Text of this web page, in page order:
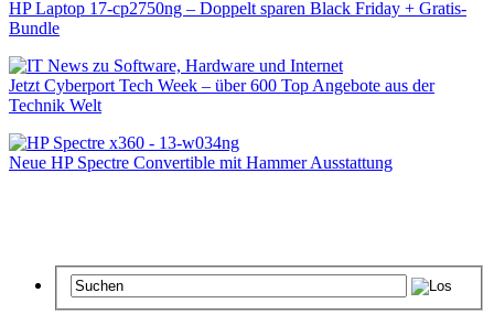
HP Laptop 17-cp2750ng – Doppelt sparen Black Friday + Gratis-
Bundle
Jetzt Cyberport Tech Week – über 600 Top Angebote aus der
Technik Welt
Neue HP Spectre Convertible mit Hammer Ausstattung